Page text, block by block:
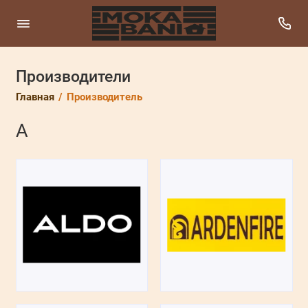
Производители
Главная Производитель
A